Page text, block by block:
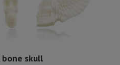
skull